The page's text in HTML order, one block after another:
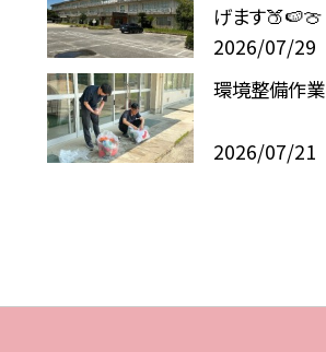
げます🍑🍉🍈
2026/07/29
環境整備作業
2026/07/21